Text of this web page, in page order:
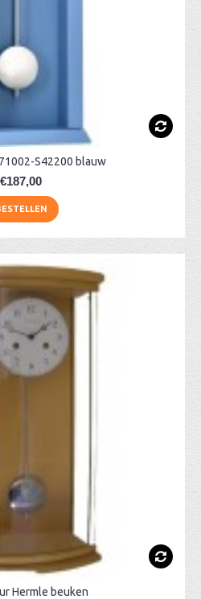
S42200 blauw
€187,00
Hermle beuken